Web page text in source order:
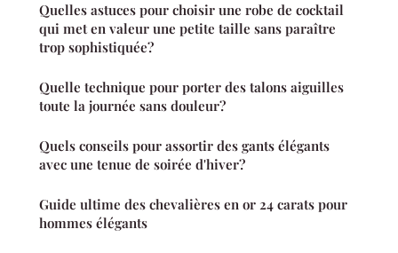
Quelles astuces pour choisir une robe de cocktail
qui met en valeur une petite taille sans paraître
trop sophistiquée?
Quelle technique pour porter des talons aiguilles
toute la journée sans douleur?
Quels conseils pour assortir des gants élégants
avec une tenue de soirée d'hiver?
Guide ultime des chevalières en or 24 carats pour
hommes élégants